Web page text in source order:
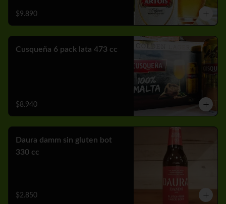
$9.890
Cusqueña 6 pack lata 473 cc
$8.940
Daura damm sin gluten bot
330 cc
$2.850